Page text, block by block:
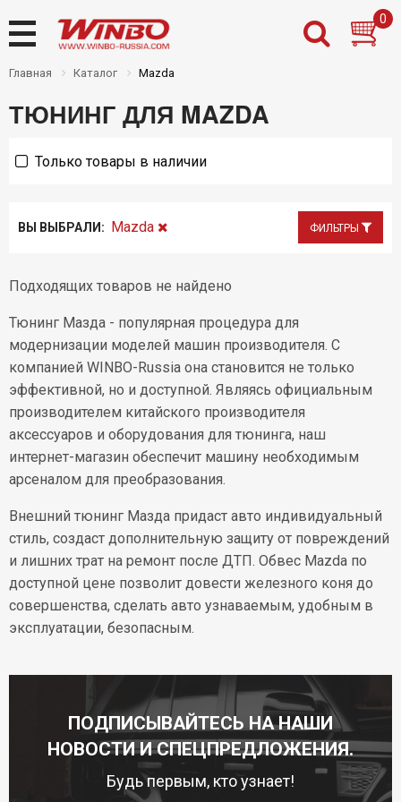
Назад
Товары на складе
Распродажа
Назад
Новости
Назад
Дилерам
Доставка
Инструкции
Гарантии
Назад
Контакты
0
Главная Каталог Mazda
ТЮНИНГ ДЛЯ MAZDA
Только товары в наличии
ВЫ ВЫБРАЛИ: Mazda ФИЛЬТРЫ
Подходящих товаров не найдено
Тюнинг Мазда - популярная процедура для
модернизации моделей машин производителя. С
компанией WINBO-Russia она становится не только
эффективной, но и доступной. Являясь официальным
производителем китайского производителя
аксессуаров и оборудования для тюнинга, наш
интернет-магазин обеспечит машину необходимым
арсеналом для преобразования.
Внешний тюнинг Мазда придаст авто индивидуальный
стиль, создаст дополнительную защиту от повреждений
и лишних трат на ремонт после ДТП. Обвес Mazda по
доступной цене позволит довести железного коня до
совершенства, сделать авто узнаваемым, удобным в
эксплуатации, безопасным.
ПОДПИСЫВАЙТЕСЬ НА НАШИ
НОВОСТИ И СПЕЦПРЕДЛОЖЕНИЯ.
Будь первым, кто узнает!